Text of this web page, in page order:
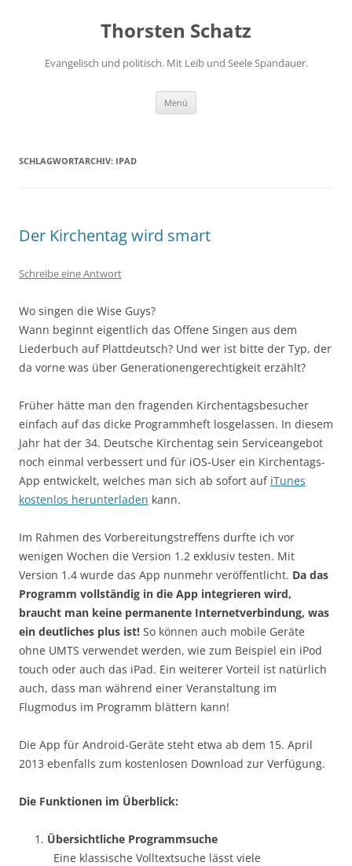
Thorsten Schatz
Evangelisch und politisch. Mit Leib und Seele Spandauer.
Menü
SCHLAGWORTARCHIV: IPAD
Der Kirchentag wird smart
Schreibe eine Antwort
Wo singen die Wise Guys?
Wann beginnt eigentlich das Offene Singen aus dem
Liederbuch auf Plattdeutsch? Und wer ist bitte der Typ, der
da vorne was über Generationengerechtigkeit erzählt?
Früher hätte man den fragenden Kirchentagsbesucher
einfach auf das dicke Programmheft losgelassen. In diesem
Jahr hat der 34. Deutsche Kirchentag sein Serviceangebot
noch einmal verbessert und für iOS-User ein Kirchentags-
App entwickelt, welches man sich ab sofort auf iTunes
kostenlos herunterladen kann.
Im Rahmen des Vorbereitungstreffens durfte ich vor
wenigen Wochen die Version 1.2 exklusiv testen. Mit
Version 1.4 wurde das App nunmehr veröffentlicht. Da das
Programm vollständig in die App integrieren wird,
braucht man keine permanente Internetverbindung, was
ein deutliches plus ist! So können auch mobile Geräte
ohne UMTS verwendet werden, wie zum Beispiel ein iPod
touch oder auch das iPad. Ein weiterer Vorteil ist natürlich
auch, dass man während einer Veranstaltung im
Flugmodus im Programm blättern kann!
Die App für Android-Geräte steht etwa ab dem 15. April
2013 ebenfalls zum kostenlosen Download zur Verfügung.
Die Funktionen im Überblick:
Übersichtliche Programmsuche
Eine klassische Volltextsuche lässt viele